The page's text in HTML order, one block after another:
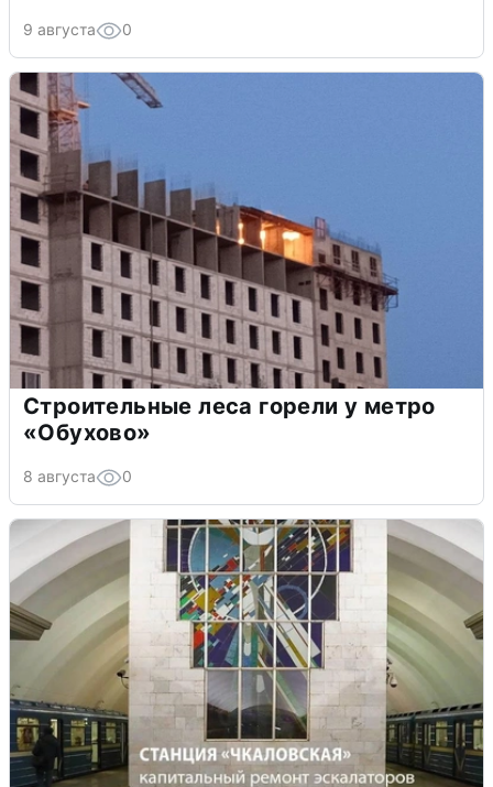
9 августа 0
Строительные леса горели у метро
«Обухово»
8 августа 0